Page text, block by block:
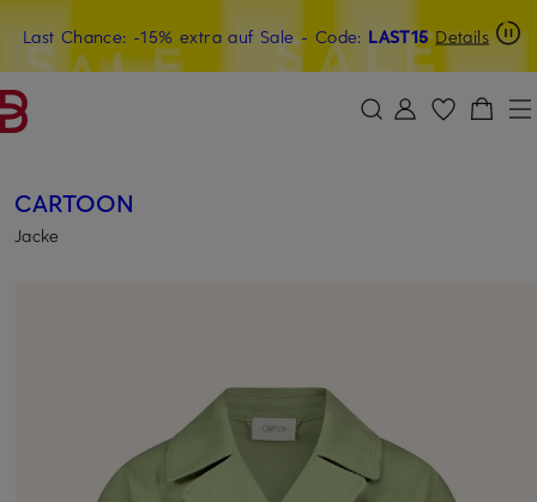
ZUM HAUPTINHALT ÜBERSPRINGEN ZUM SUCHFELD ÜBERSPRINGEN
Last Chance: -15% extra auf Sale- Code: LAST15 Details
20€-Willkommensgutschein mit Beyond sichern
CARTOON
Jacke